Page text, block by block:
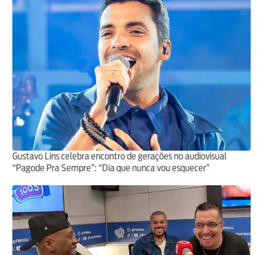
Gustavo Lins celebra encontro de gerações no audiovisual
“Pagode Pra Sempre”: “Dia que nunca vou esquecer”